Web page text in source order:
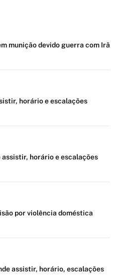
munição devido guerra com Irã
horário e escalações
horário e escalações
por violência doméstica
assistir, horário, escalações